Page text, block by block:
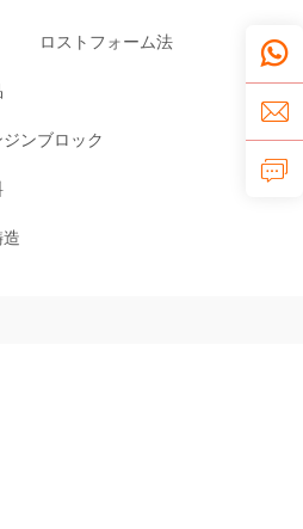
ロストフォーム法
ンブロック